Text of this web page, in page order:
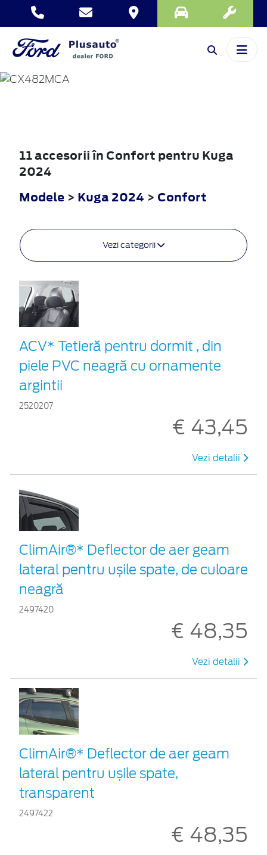
KUGA
11 accesorii în Confort pentru Kuga
2024
Modele > Kuga 2024 > Confort
Vezi categorii
ACV* Tetieră pentru dormit , din
piele PVC neagră cu ornamente
argintii
2520207
€ 43,45
Vezi detalii
ClimAir®* Deflector de aer geam
lateral pentru ușile spate, de culoare
neagră
2497420
€ 48,35
Vezi detalii
ClimAir®* Deflector de aer geam
lateral pentru ușile spate,
transparent
2497422
€ 48,35